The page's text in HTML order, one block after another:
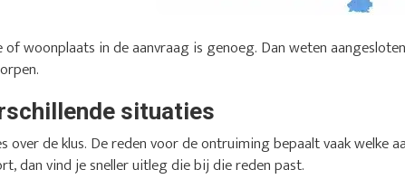
woonplaats in de aanvraag is genoeg. Dan weten
situaties
de klus. De reden voor de ontruiming bepaalt vaak welke
dan vind je sneller uitleg die bij die reden past.